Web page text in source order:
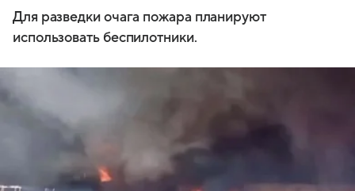
Для разведки очага пожара планируют
использовать беспилотники.